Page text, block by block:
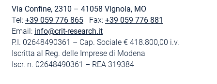
Via Confine, 2310 – 41058 Vignola, MO
Tel: +39 059 776 865 Fax: +39 059 776 881
Email: info@crit-research.it
P.I. 02648490361 – Cap. Sociale € 418.800,00 i.v.
Iscritta al Reg. delle Imprese di Modena
Iscr. n. 02648490361 – REA 319384